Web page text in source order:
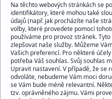
Na těchto webových stránkách se
identifikátory, které mohou také
údajů (např. jak procházíte naše
volby, které provedete pomocí
používáme pro provoz stránek.
zlepšovat naše služby. Můžeme
Vašich preferencí. Pro některé
potřeba Váš souhlas. Svůj souhlas
Upravit nastavení. V případě, že se
odvoláte, nebudeme Vám moci
se Vám bude méně relevantní.
tzv. oprávněného zájmu. Vámi
DOPRAVCI
BEZPEČNÝ OBCHOD